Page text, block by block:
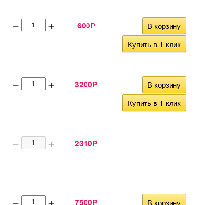
− + 600Р
В корзину
Купить в 1 клик
− + 3200Р
В корзину
Купить в 1 клик
− + 2310Р
− + 7500Р
В корзину